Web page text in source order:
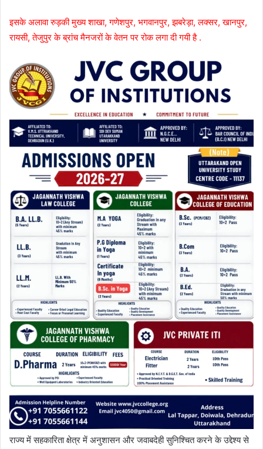
इसके अलावा रुड़की मुख्य शाखा, गणेशपुर, भगवानपुर, झबरेड़ा, लक्सर, खानपुर,
रायसी, तेजुपुर के ब्रांच मैनजरों के वेतन पर रोक लगा दी गयी है .
राज्य में सहकारिता क्षेत्र में अनुशासन और जवाबदेही सुनिश्चित करने के उद्देश्य से